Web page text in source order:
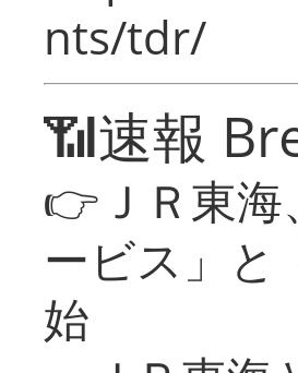
nts/tdr/
📶速報
👉ＪＲ東
ービス」と
始